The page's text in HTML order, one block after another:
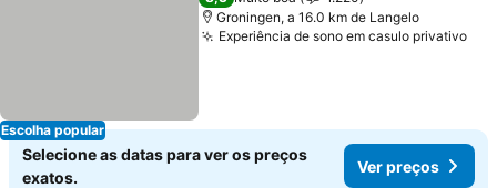
Escolha popular
Groningen, a 16.0 km de Langelo
Experiência de sono em casulo privativo
Selecione as datas para ver os preços
exatos.
Ver preços